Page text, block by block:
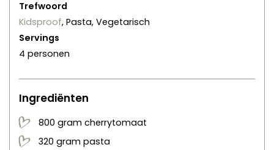
Trefwoord
Kidsproof, Pasta, Vegetarisch
Servings
4 personen
Ingrediënten
800 gram cherrytomaat
320 gram pasta